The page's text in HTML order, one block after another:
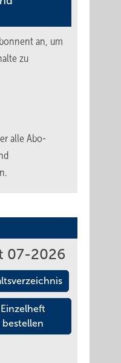
an, um
zu
alle Abo-
07-2026
Einzelheft
bestellen